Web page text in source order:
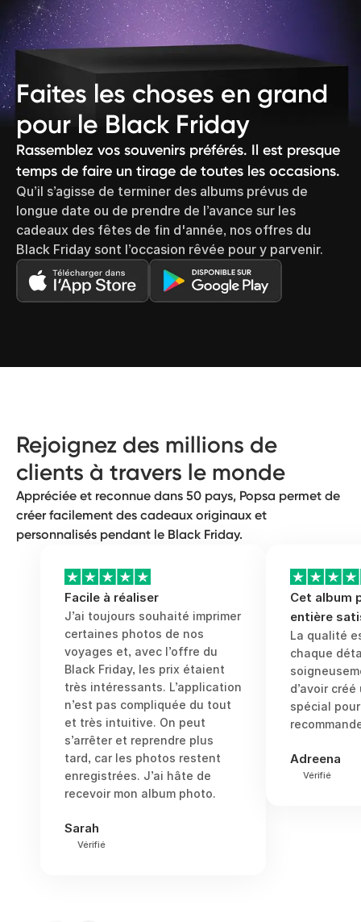
Faites les choses en grand
pour le Black Friday
Rassemblez vos souvenirs préférés. Il est presque
temps de faire un tirage de toutes les occasions.
Qu’il s’agisse de terminer des albums prévus de
longue date ou de prendre de l’avance sur les
cadeaux des fêtes de fin d'année, nos offres du
Black Friday sont l’occasion rêvée pour y parvenir.
Rejoignez des millions de
clients à travers le monde
Appréciée et reconnue dans 50 pays, Popsa permet de
créer facilement des cadeaux originaux et
personnalisés pendant le Black Friday.
Facile à réaliser
J’ai toujours souhaité imprimer
certaines photos de nos
voyages et, avec l’offre du
Black Friday, les prix étaient
très intéressants. L’application
n’est pas compliquée du tout
et très intuitive. On peut
s’arrêter et reprendre plus
tard, car les photos restent
enregistrées. J’ai hâte de
recevoir mon album photo.
Sarah
Vérifié
Cet album
entière
La qualité
chaque
d’avoir
spécial
Adreena
Vérifié